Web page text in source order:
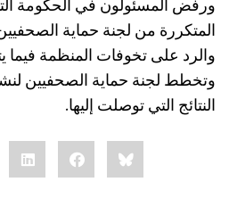
ورفض المسئولون في الحكومة
المتكررة من لجنة حماية
والرد على تخوفات المنظمة فيما
وتخطط لجنة حماية الصحفيين
النتائج التي توصلت إليها.
Bluesky